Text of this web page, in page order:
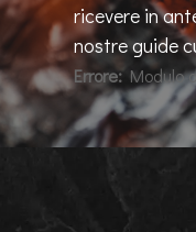
ricevere in
nostre guide
Errore:Modulo